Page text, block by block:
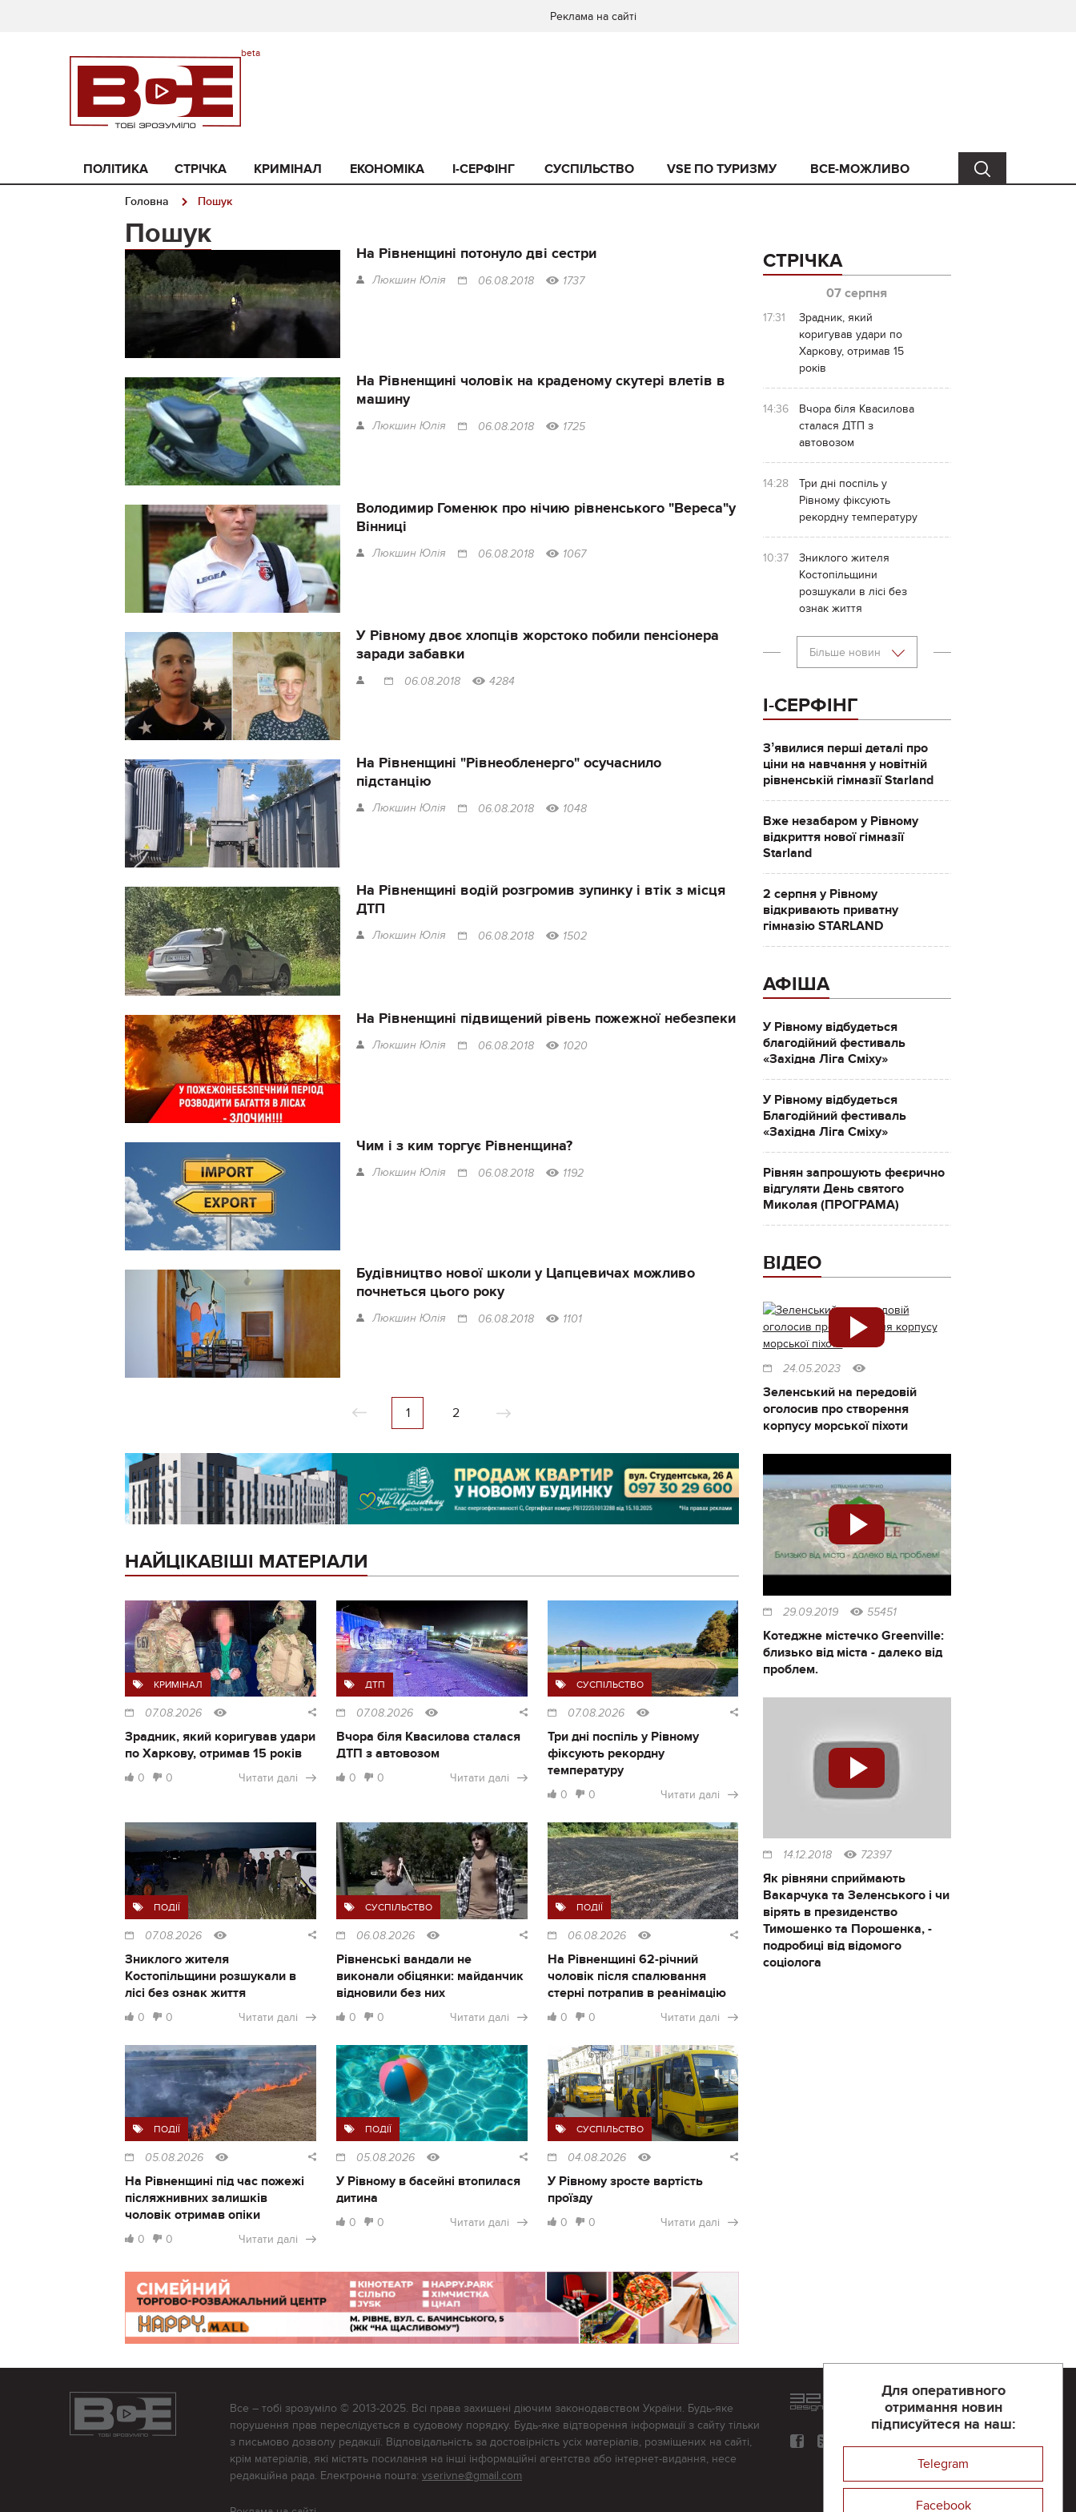
Реклама на сайті
ПОЛІТИКА СТРІЧКА КРИМІНАЛ ЕКОНОМІКА I-СЕРФІНГ СУСПІЛЬСТВО VSE ПО ТУРИЗМУ ВСЕ-МОЖЛИВО
Головна Пошук
Пошук
На Рівненщині потонуло дві сестри
Люкшин Юлія 06.08.2018 1737
На Рівненщині чоловік на краденому скутері влетів в
машину
Люкшин Юлія 06.08.2018 1725
Володимир Гоменюк про нічию рівненського "Вереса"у
Вінниці
Люкшин Юлія 06.08.2018 1067
У Рівному двоє хлопців жорстоко побили пенсіонера
заради забавки
06.08.2018 4284
На Рівненщині "Рівнеобленерго" осучаснило
підстанцію
Люкшин Юлія 06.08.2018 1048
На Рівненщині водій розгромив зупинку і втік з місця
ДТП
Люкшин Юлія 06.08.2018 1502
На Рівненщині підвищений рівень пожежної небезпеки
Люкшин Юлія 06.08.2018 1020
Чим і з ким торгує Рівненщина?
Люкшин Юлія 06.08.2018 1192
Будівництво нової школи у Цапцевичах можливо
почнеться цього року
Люкшин Юлія 06.08.2018 1101
1 2
НАЙЦІКАВІШІ МАТЕРІАЛИ
КРИМІНАЛ
07.08.2026
Зрадник, який коригував удари
по Харкову, отримав 15 років
0 0 Читати далі
ДТП
07.08.2026
Вчора біля Квасилова сталася
ДТП з автовозом
0 0 Читати далі
СУСПІЛЬСТВО
07.08.2026
Три дні поспіль у Рівному
фіксують рекордну
температуру
0 0 Читати далі
ПОДІЇ
07.08.2026
Зниклого жителя
Костопільщини розшукали в
лісі без ознак життя
0 0 Читати далі
СУСПІЛЬСТВО
06.08.2026
Рівненські вандали не
виконали обіцянки: майданчик
відновили без них
0 0 Читати далі
ПОДІЇ
06.08.2026
На Рівненщині 62-річний
чоловік після спалювання
стерні потрапив в реанімацію
0 0 Читати далі
ПОДІЇ
05.08.2026
На Рівненщині під час пожежі
післяжнивних залишків
чоловік отримав опіки
0 0 Читати далі
ПОДІЇ
05.08.2026
У Рівному в басейні втопилася
дитина
0 0 Читати далі
СУСПІЛЬСТВО
04.08.2026
У Рівному зросте вартість
проїзду
0 0 Читати далі
СТРІЧКА
07 серпня
17:31
Зрадник, який
коригував удари по
Харкову, отримав 15
років
14:36
Вчора біля Квасилова
сталася ДТП з
автовозом
14:28
Три дні поспіль у
Рівному фіксують
рекордну температуру
10:37
Зниклого жителя
Костопільщини
розшукали в лісі без
ознак життя
Більше новин
І-СЕРФІНГ
Зʼявилися перші деталі про
ціни на навчання у новітній
рівненській гімназії Starland
Вже незабаром у Рівному
відкриття нової гімназії
Starland
2 серпня у Рівному
відкривають приватну
гімназію STARLAND
АФІША
У Рівному відбудеться
благодійний фестиваль
«Західна Ліга Сміху»
У Рівному відбудеться
Благодійний фестиваль
«Західна Ліга Сміху»
Рівнян запрошують феєрично
відгуляти День святого
Миколая (ПРОГРАМА)
ВІДЕО
24.05.2023
Зеленський на передовій
оголосив про створення
корпусу морської піхоти
29.09.2019 55451
Котеджне містечко Greenville:
близько від міста - далеко від
проблем.
14.12.2018 72397
Як рівняни сприймають
Вакарчука та Зеленського і чи
вірять в президенство
Тимошенко та Порошенка, -
подробиці від відомого
соціолога
Для оперативного
отримання новин
підписуйтеся на наш:
Telegram
Facebook
Все – тобі зрозуміло © 2013-2025. Всі права захищені діючим законодавством України. Будь-яке
порушення прав переслідується в судовому порядку. Будь-яке відтворення інформації з сайту тільки
з письмово дозволу редакції. Відповідальність за достовірність усіх матеріалів, розміщених на сайті,
крім матеріалів, які містять посилання на інші інформаційні агентства або інтернет-видання, несе
редакційна рада. Електронна пошта: vserivne@gmail.com
Розроблений та підтримується
компанії 32х32